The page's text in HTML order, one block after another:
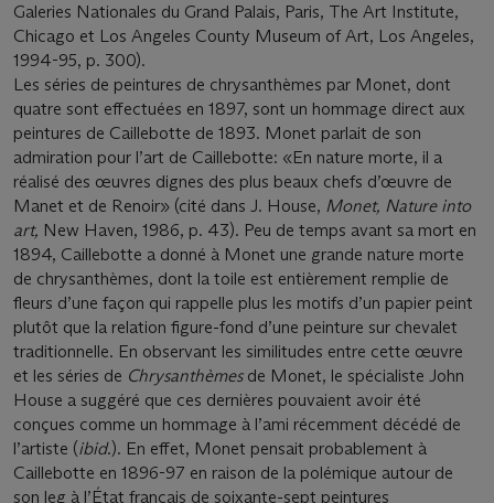
Galeries Nationales du Grand Palais, Paris, The Art Institute,
Chicago et Los Angeles County Museum of Art, Los Angeles,
1994-95, p. 300).
Les séries de peintures de chrysanthèmes par Monet, dont
quatre sont effectuées en 1897, sont un hommage direct aux
peintures de Caillebotte de 1893. Monet parlait de son
admiration pour l’art de Caillebotte: «En nature morte, il a
réalisé des œuvres dignes des plus beaux chefs d’œuvre de
Manet et de Renoir» (cité dans J. House, Monet, Nature into
art, New Haven, 1986, p. 43). Peu de temps avant sa mort en
1894, Caillebotte a donné à Monet une grande nature morte
de chrysanthèmes, dont la toile est entièrement remplie de
ﬂeurs d’une façon qui rappelle plus les motifs d’un papier peint
plutôt que la relation ﬁgure-fond d’une peinture sur chevalet
traditionnelle. En observant les similitudes entre cette œuvre
et les séries de Chrysanthèmes de Monet, le spécialiste John
House a suggéré que ces dernières pouvaient avoir été
conçues comme un hommage à l’ami récemment décédé de
l’artiste (ibid.). En effet, Monet pensait probablement à
Caillebotte en 1896-97 en raison de la polémique autour de
son leg à l’État français de soixante-sept peintures